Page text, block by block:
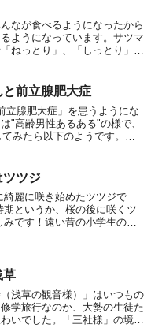
なが食べるようになったから
ようになっています。サツマ
ねっとり」、「しっとり」な
と前立腺肥大症
立腺肥大症」を患うようにな
"高齢男性あるある"の様で、
みたら以下のようです。
ツツジ
綺麗に咲き始めたツツジで
期というか、桜の後に咲くツ
みです！遠い昔の小学生の
うな…懐かしの思い...
草
浅草の観音様）」はいつもの
学旅行なのか、大勢の生徒た
いでした。「三社様」の境内